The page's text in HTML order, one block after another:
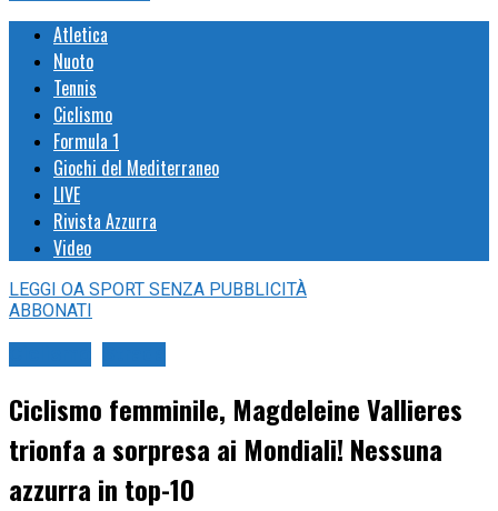
Atletica
Nuoto
Tennis
Ciclismo
Formula 1
Giochi del Mediterraneo
LIVE
Rivista Azzurra
Video
LEGGI OA SPORT SENZA PUBBLICITÀ
ABBONATI
Ciclismo femminile, Magdeleine Vallieres
trionfa a sorpresa ai Mondiali! Nessuna
azzurra in top-10